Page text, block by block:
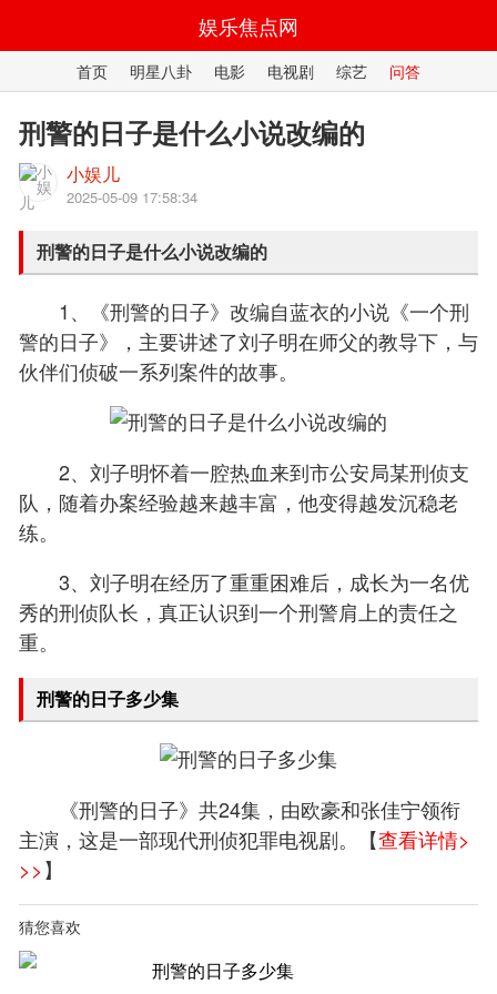
娱乐焦点网
首页 明星八卦 电影 电视剧 综艺 问答
刑警的日子是什么小说改编的
小娱儿
2025-05-09 17:58:34
刑警的日子是什么小说改编的
1、《刑警的日子》改编自蓝衣的小说《一个刑
警的日子》，主要讲述了刘子明在师父的教导下，与
伙伴们侦破一系列案件的故事。
2、刘子明怀着一腔热血来到市公安局某刑侦支
队，随着办案经验越来越丰富，他变得越发沉稳老
练。
3、刘子明在经历了重重困难后，成长为一名优
秀的刑侦队长，真正认识到一个刑警肩上的责任之
重。
刑警的日子多少集
《刑警的日子》共24集，由欧豪和张佳宁领衔
主演，这是一部现代刑侦犯罪电视剧。【查看详情>
>>】
猜您喜欢
刑警的日子多少集